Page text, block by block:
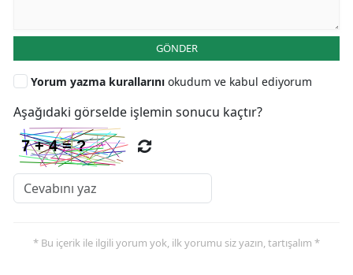
GÖNDER
Yorum yazma kurallarını okudum ve kabul ediyorum
Aşağıdaki görselde işlemin sonucu kaçtır?
* Bu içerik ile ilgili yorum yok, ilk yorumu siz yazın, tartışalım *